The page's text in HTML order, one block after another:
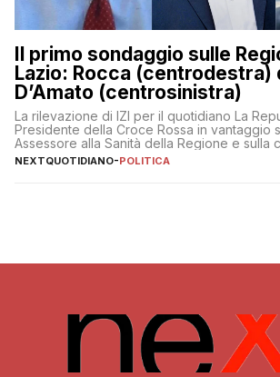
Il primo sondaggio sulle
Lazio: Rocca (centrodestra)
D’Amato (centrosinistra)
La rilevazione di IZI per il quotidiano La
Presidente della Croce Rossa in vantaggio
Assessore alla Sanità della Regione e sulla
Donatella Bianchi
NEXTQUOTIDIANO-POLITICA